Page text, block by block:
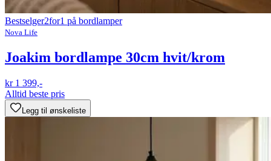
Bestselger2for1 på bordlamper
Nova Life
Joakim bordlampe 30cm hvit/krom
kr 1 399,-
Alltid beste pris
Legg til ønskeliste